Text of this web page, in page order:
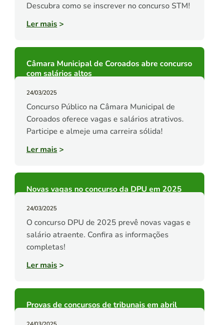
Descubra como se inscrever no concurso STM!
Ler mais>
Câmara Municipal de Coroados abre concurso
com salários altos
24/03/2025
Concurso Público na Câmara Municipal de
Coroados oferece vagas e salários atrativos.
Participe e almeje uma carreira sólida!
Ler mais>
Novas vagas no concurso da DPU em 2025
24/03/2025
O concurso DPU de 2025 prevê novas vagas e
salário atraente. Confira as informações
completas!
Ler mais>
Provas de concursos de tribunais em abril